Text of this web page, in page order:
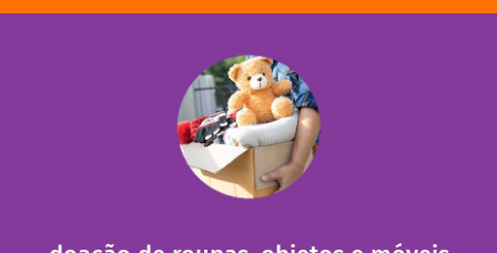
Você pode doar esses itens na Rua Belmonte, 547 – Vila
Leopoldina – De segunda a sexta, das 8h30 às 11h30 e
das 13h30 às 17h30 (sextas até às 16h30).
fale conosco